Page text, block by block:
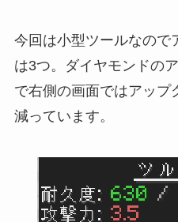
今回は小型ツールなので
は3つ。ダイヤモンドの
で右側の画面ではアップ
減っています。